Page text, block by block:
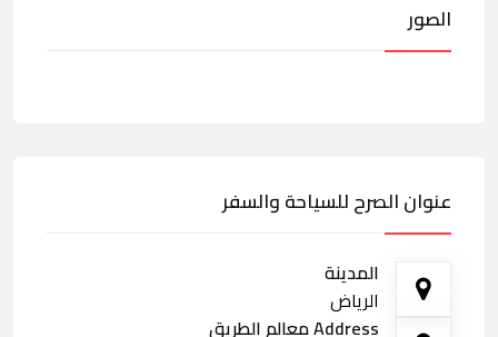
الصور
عنوان الصرح للسياحة والسفر
المدينة
الرياض
Address معالم الطريق